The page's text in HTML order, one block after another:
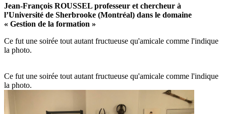
Jean-François ROUSSEL professeur et chercheur à
l’Université de Sherbrooke (Montréal) dans le domaine
« Gestion de la formation »
Ce fut une soirée tout autant fructueuse qu'amicale comme l'indique
la photo.
Ce fut une soirée tout autant fructueuse qu'amicale comme l'indique
la photo.